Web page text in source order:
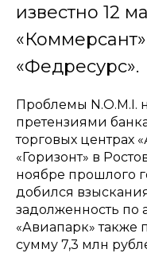
известно 12
«Федресурс».
Проблемы N.O.M.I.
претензиями
торговых центрах
«Горизонт» в
ноябре прошлого
добился
задолженность по
«Авиапарк» также
сумму 7,3 млн